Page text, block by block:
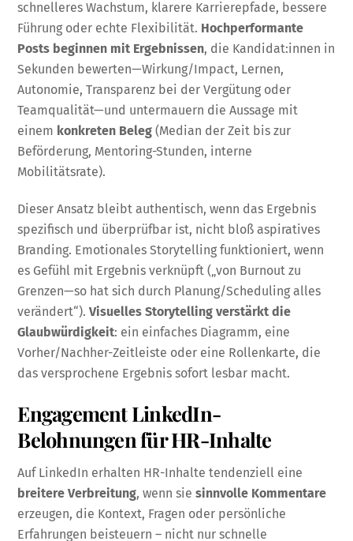
schnelleres Wachstum, klarere Karrierepfade, bessere
Führung oder echte Flexibilität. Hochperformante
Posts beginnen mit Ergebnissen, die Kandidat:innen in
Sekunden bewerten—Wirkung/Impact, Lernen,
Autonomie, Transparenz bei der Vergütung oder
Teamqualität—und untermauern die Aussage mit
einem konkreten Beleg (Median der Zeit bis zur
Beförderung, Mentoring-Stunden, interne
Mobilitätsrate).
Dieser Ansatz bleibt authentisch, wenn das Ergebnis
spezifisch und überprüfbar ist, nicht bloß aspiratives
Branding. Emotionales Storytelling funktioniert, wenn
es Gefühl mit Ergebnis verknüpft („von Burnout zu
Grenzen—so hat sich durch Planung/Scheduling alles
verändert“).Visuelles Storytelling verstärkt die
Glaubwürdigkeit: ein einfaches Diagramm, eine
Vorher/Nachher-Zeitleiste oder eine Rollenkarte, die
das versprochene Ergebnis sofort lesbar macht.
Engagement LinkedIn-
Belohnungen für HR-Inhalte
Auf LinkedIn erhalten HR-Inhalte tendenziell eine
breitere Verbreitung, wenn siesinnvolle Kommentare
erzeugen, die Kontext, Fragen oder persönliche
Erfahrungen beisteuern – nicht nur schnelle